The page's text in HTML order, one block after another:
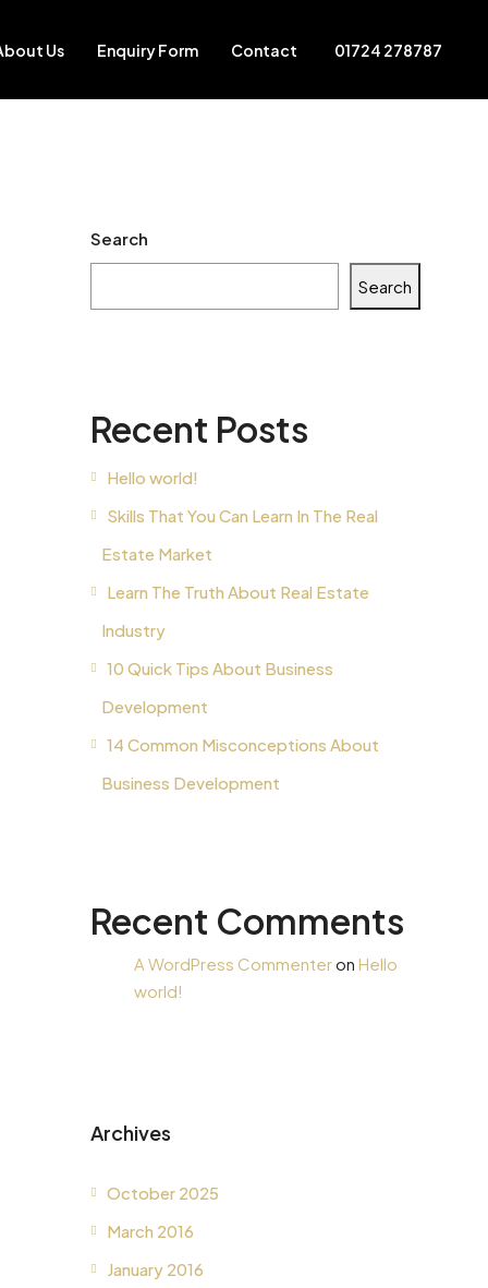
Us Enquiry Form Contact 01724 278787
Search
Search
Recent Posts
Hello world!
Skills That You Can Learn In The Real
Estate Market
Learn The Truth About Real Estate
Industry
10 Quick Tips About Business
Development
14 Common Misconceptions About
Business Development
Recent Comments
A WordPress Commenteron Hello
world!
Archives
October 2025
March 2016
January 2016